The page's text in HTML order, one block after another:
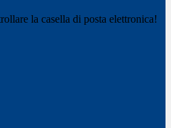
la casella di posta elettronica!